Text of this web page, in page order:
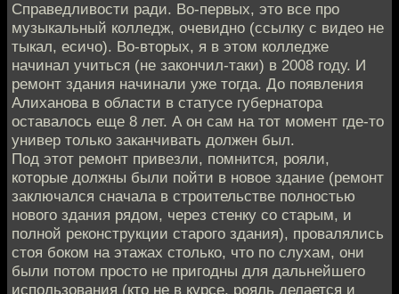
Справедливости ради. Во-первых, это все про
музыкальный колледж, очевидно (ссылку с видео не
тыкал, есичо). Во-вторых, я в этом колледже
начинал учиться (не закончил-таки) в 2008 году. И
ремонт здания начинали уже тогда. До появления
Алиханова в области в статусе губернатора
оставалось еще 8 лет. А он сам на тот момент где-то
универ только заканчивать должен был.
Под этот ремонт привезли, помнится, рояли,
которые должны были пойти в новое здание (ремонт
заключался сначала в строительстве полностью
нового здания рядом, через стенку со старым, и
полной реконструкции старого здания), провалялись
стоя боком на этажах столько, что по слухам, они
были потом просто не пригодны для дальнейшего
использования (кто не в курсе, рояль делается и